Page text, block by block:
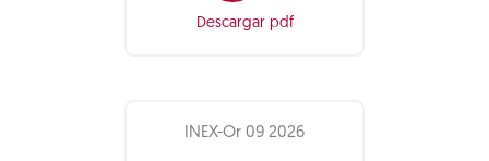
Descargar pdf
INEX-Or 09 2026